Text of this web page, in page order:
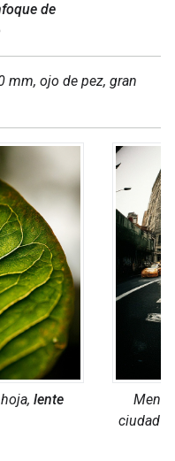
de
mm, ojo de pez, gran
lente
ciudad